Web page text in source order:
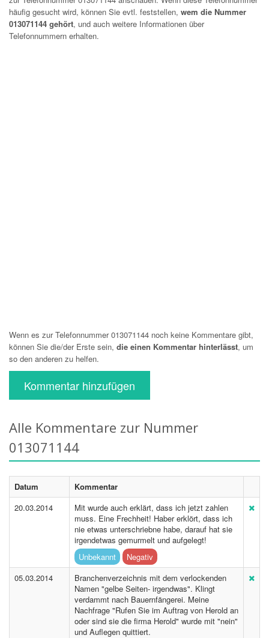
häufig gesucht wird, können Sie evtl. feststellen, wem die Nummer
013071144 gehört, und auch weitere Informationen über
Telefonnummern erhalten.
Wenn es zur Telefonnummer 013071144 noch keine Kommentare gibt,
können Sie die/der Erste sein, die einen Kommentar hinterlässt, um
so den anderen zu helfen.
Kommentar hinzufügen
Alle Kommentare zur Nummer
013071144
Datum
Kommentar
20.03.2014
Mit wurde auch erklärt, dass ich jetzt zahlen
muss. Eine Frechheit! Haber erklört, dass ich
nie etwas unterschriebne habe, darauf hat sie
irgendetwas gemurmelt und aufgelegt!
Unbekannt
Negativ
05.03.2014
Branchenverzeichnis mit dem verlockenden
Namen "gelbe Seiten- irgendwas". Klingt
verdammt nach Bauernfängerei. Meine
Nachfrage "Rufen Sie im Auftrag von Herold an
oder sind sie die firma Herold" wurde mit "nein"
und Auflegen quittiert.